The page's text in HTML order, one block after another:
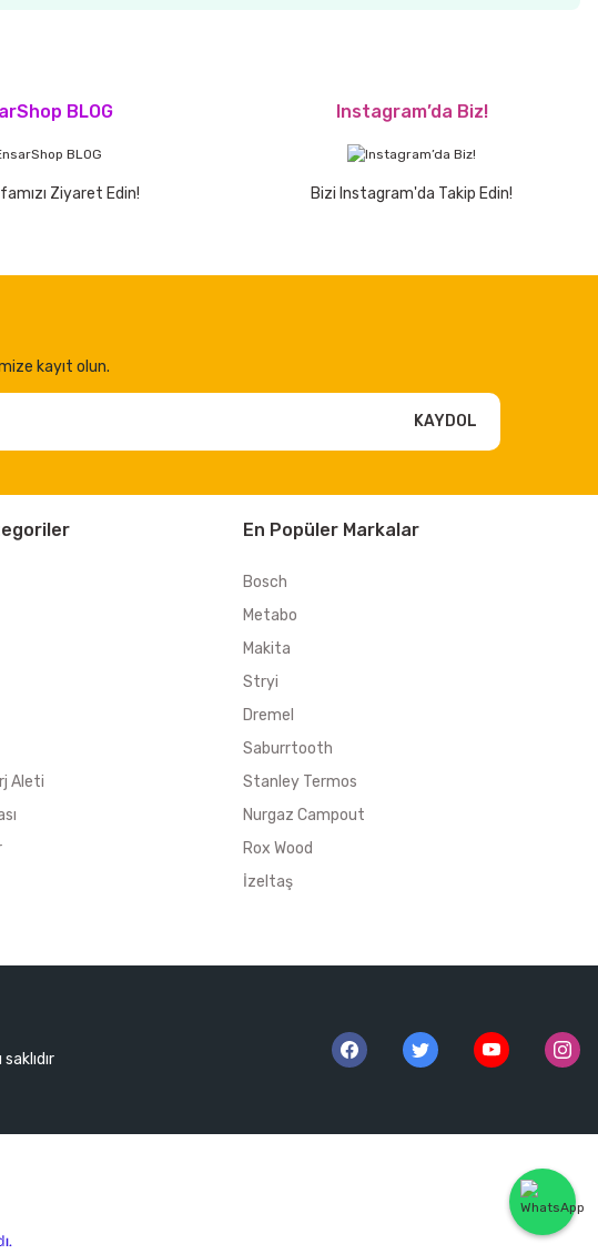
BLOG
Ziyaret Edin!
Instagram’da Biz!
Bizi Instagram'da Takip Edin!
kayıt olun.
KAYDOL
Aleti
En Popüler Markalar
Bosch
Metabo
Makita
Stryi
Dremel
Saburrtooth
Stanley Termos
Nurgaz Campout
Rox Wood
İzeltaş